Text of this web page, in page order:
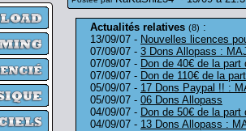
Actualités relatives (8) :
13/09/07 - Nouvelles licences
07/09/07 - 3 Dons Allopass :
07/09/07 - Don de 40€ de la part
07/09/07 - Don de 110€ de la
05/09/07 - 17 Dons Paypal !! :
05/09/07 - 06 Dons Allopass
04/09/07 - Don de 50€ de la part
04/09/07 - 13 Dons Allopass :